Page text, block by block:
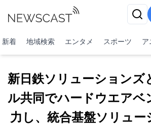
新着 地域検索 エンタメ スポーツ ア
新日鉄ソリューションズ
ル共同でハードウエアベ
力し、統合基盤ソリュー